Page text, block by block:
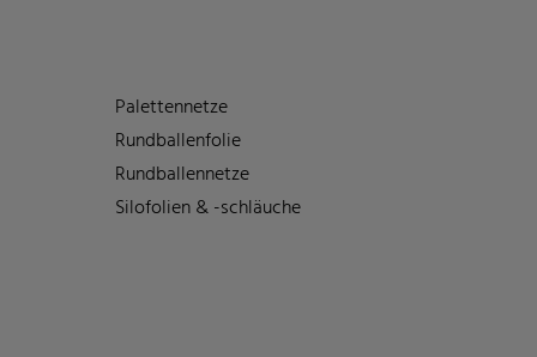
Palettennetze
Rundballenfolie
Rundballennetze
Silofolien & -schläuche